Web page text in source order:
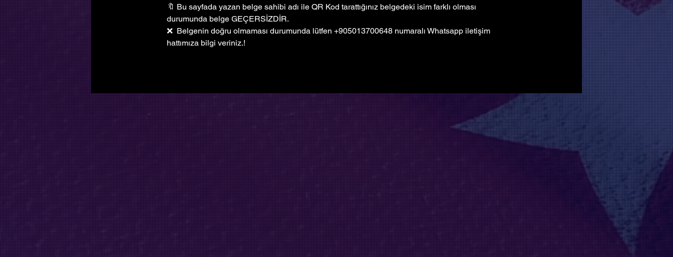
🔖 Bu sayfada yazan belge sahibi adı ile QR Kod tarattığınız belgedeki isim farklı olması
durumunda belge GEÇERSİZDİR.
❌  Belgenin doğru olmaması durumunda lütfen +905013700648 numaralı Whatsapp iletişim
hattımıza bilgi veriniz.!